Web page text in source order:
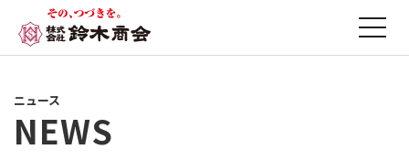
ニュース
NEWS